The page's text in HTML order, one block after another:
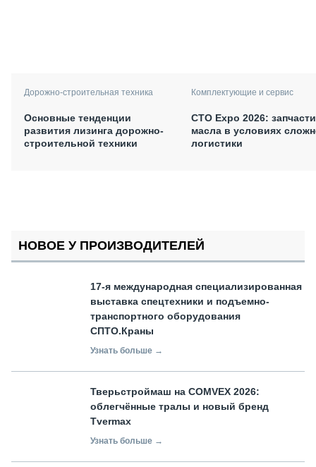
Дорожно-строительная техника
Основные тенденции
развития лизинга дорожно-
строительной техники
Комплектующие и сервис
СТО Expo 2026:
масла в условиях
логистики
НОВОЕ У ПРОИЗВОДИТЕЛЕЙ
17-я международная специализированная
выставка спецтехники и подъемно-
транспортного оборудования
СПТО.Краны
Узнать больше →
Тверьстроймаш на COMVEX 2026:
облегчённые тралы и новый бренд
Tvermax
Узнать больше →